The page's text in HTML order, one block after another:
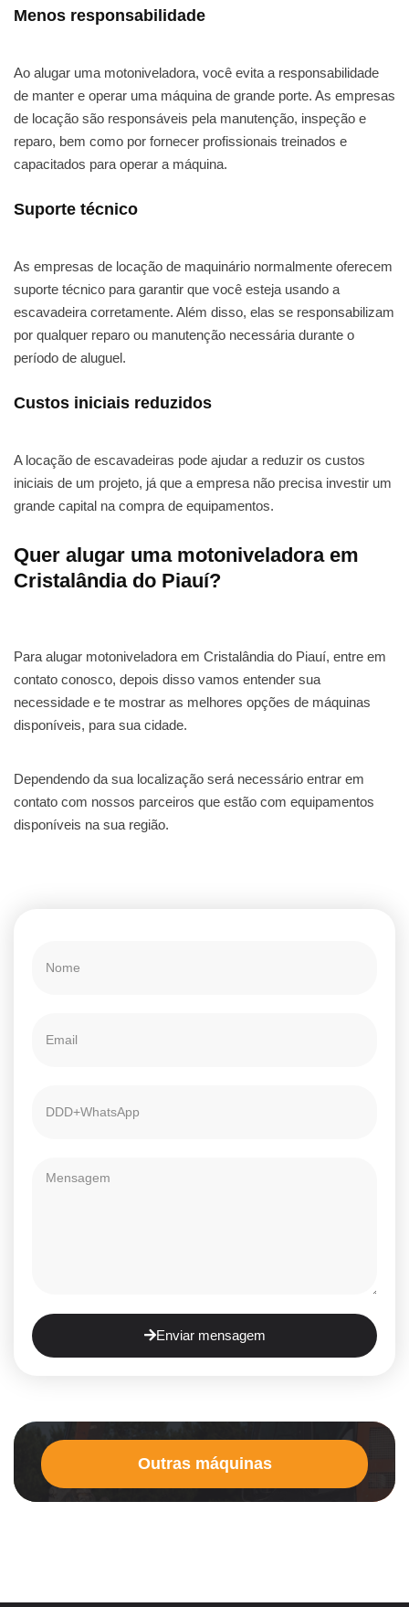
Menos responsabilidade
Ao alugar uma motoniveladora, você evita a responsabilidade
de manter e operar uma máquina de grande porte. As empresas
de locação são responsáveis pela manutenção, inspeção e
reparo, bem como por fornecer profissionais treinados e
capacitados para operar a máquina.
Suporte técnico
As empresas de locação de maquinário normalmente oferecem
suporte técnico para garantir que você esteja usando a
escavadeira corretamente. Além disso, elas se responsabilizam
por qualquer reparo ou manutenção necessária durante o
período de aluguel.
Custos iniciais reduzidos
A locação de escavadeiras pode ajudar a reduzir os custos
iniciais de um projeto, já que a empresa não precisa investir um
grande capital na compra de equipamentos.
Quer alugar uma motoniveladora em
Cristalândia do Piauí?
Para alugar motoniveladora em Cristalândia do Piauí, entre em
contato conosco, depois disso vamos entender sua
necessidade e te mostrar as melhores opções de máquinas
disponíveis, para sua cidade.
Dependendo da sua localização será necessário entrar em
contato com nossos parceiros que estão com equipamentos
disponíveis na sua região.
Enviar mensagem
Outras máquinas